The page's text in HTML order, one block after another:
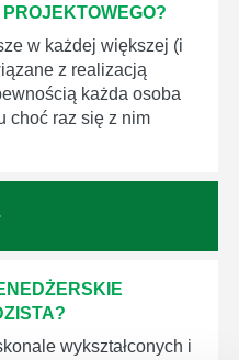
w każdej większej (i
z realizacją
każda osoba
choć raz się z nim
wykształconych i